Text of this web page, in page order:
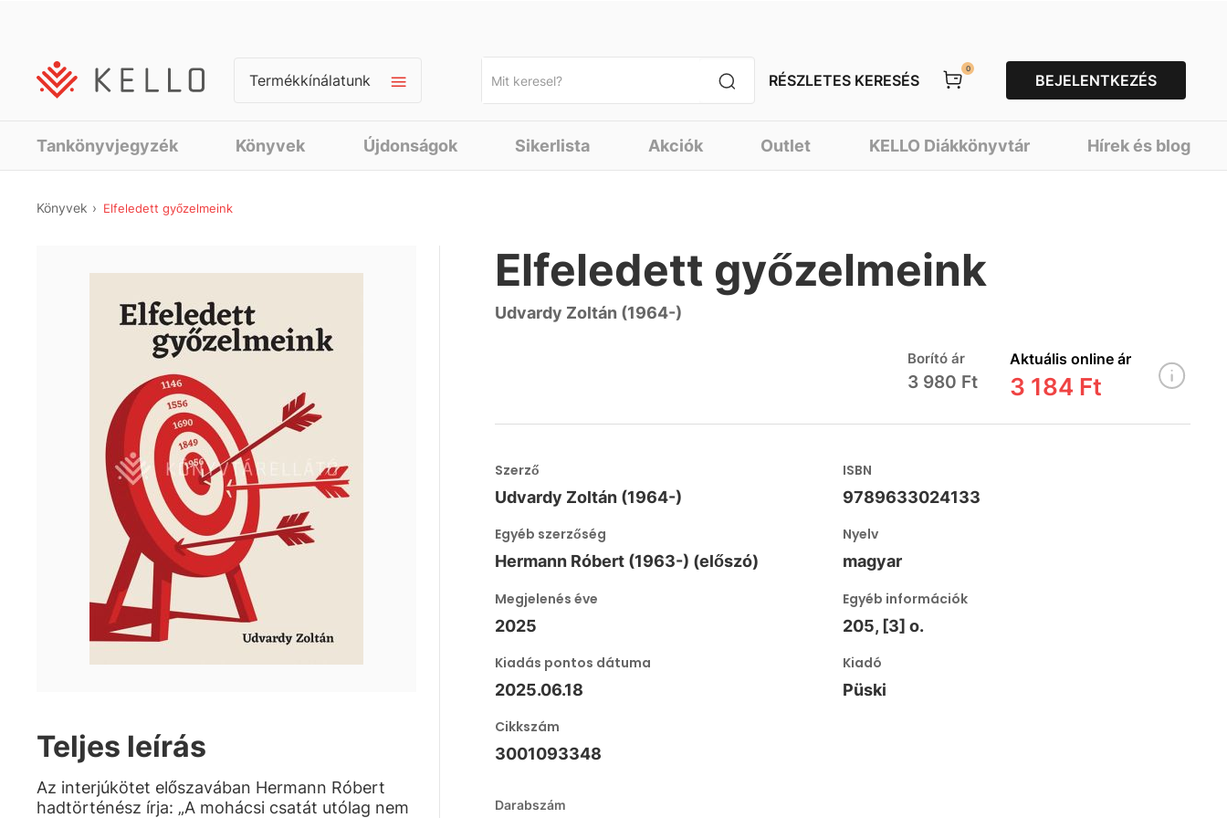
Termékkínálatunk RÉSZLETES KERESÉS
0
BEJELENTKEZÉS
Tankönyvjegyzék Könyvek Újdonságok Sikerlista Akciók Outlet KELLO Diákkönyvtár Hírek és blog
Könyvek Elfeledett győzelmeink
Teljes leírás
Az interjúkötet előszavában Hermann Róbert
hadtörténész írja: „A mohácsi csatát utólag nem
Elfeledett győzelmeink
Udvardy Zoltán (1964-)
Borító ár
3 980 Ft
Aktuális online ár
3 184 Ft
Szerző
Udvardy Zoltán (1964-)
ISBN
9789633024133
Egyéb szerzőség
Hermann Róbert (1963-) (előszó)
Nyelv
magyar
Megjelenés éve
2025
Egyéb információk
205, [3] o.
Kiadás pontos dátuma
2025.06.18
Kiadó
Püski
Cikkszám
3001093348
Darabszám